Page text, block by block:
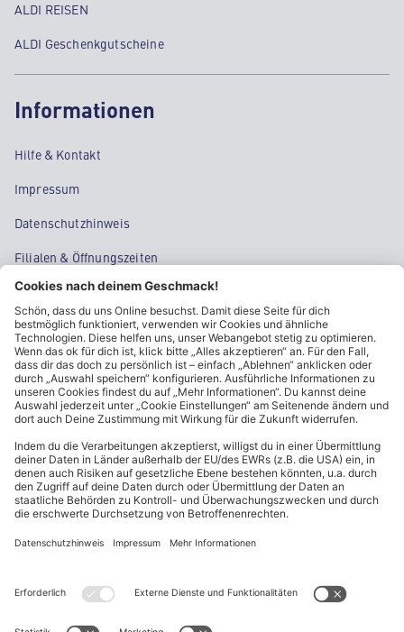
ALDI REISEN
ALDI Geschenkgutscheine
Informationen
Hilfe & Kontakt
Impressum
Datenschutzhinweis
Filialen & Öffnungszeiten
Kontakt
Cookie-Einstellungen
Kundeninformationen
ALDI Nord folgen
* Wir bitten um Beachtung, dass diese Aktionsartikel im